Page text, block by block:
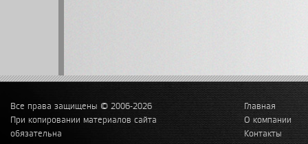
Все права защищены © 2006-2026
При копировании материалов сайта
обязательна
Главная
О компании
Контакты